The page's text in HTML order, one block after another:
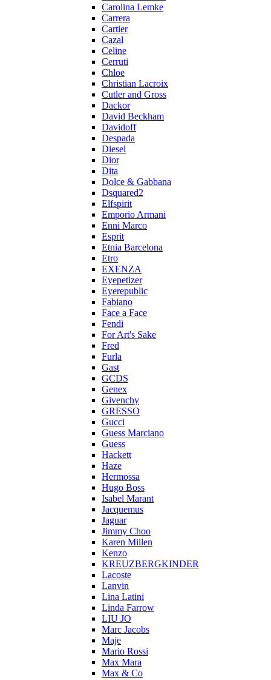
Carolina Lemke
Carrera
Cartier
Cazal
Celine
Cerruti
Chloe
Christian Lacroix
Cutler and Gross
Dackor
David Beckham
Davidoff
Despada
Diesel
Dior
Dita
Dolce & Gabbana
Dsquared2
Elfspirit
Emporio Armani
Enni Marco
Esprit
Etnia Barcelona
Etro
EXENZA
Eyepetizer
Eyerepublic
Fabiano
Face a Face
Fendi
For Art's Sake
Fred
Furla
Gast
GCDS
Genex
Givenchy
GRESSO
Gucci
Guess Marciano
Guess
Hackett
Haze
Hermossa
Hugo Boss
Isabel Marant
Jacquemus
Jaguar
Jimmy Choo
Karen Millen
Kenzo
KREUZBERGKINDER
Lacoste
Lanvin
Lina Latini
Linda Farrow
LIU JO
Marc Jacobs
Maje
Mario Rossi
Max Mara
Max & Co